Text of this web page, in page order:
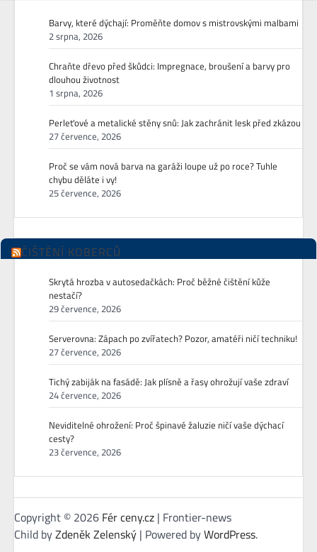
Barvy, které dýchají: Proměňte domov s mistrovskými malbami
2 srpna, 2026
Chraňte dřevo před škůdci: Impregnace, broušení a barvy pro
dlouhou životnost
1 srpna, 2026
Perleťové a metalické stěny snů: Jak zachránit lesk před zkázou
27 července, 2026
Proč se vám nová barva na garáži loupe už po roce? Tuhle
chybu děláte i vy!
25 července, 2026
ČIŠTĚNÍ KOBERCŮ
Skrytá hrozba v autosedačkách: Proč běžné čištění kůže
nestačí?
29 července, 2026
Serverovna: Zápach po zvířatech? Pozor, amatéři ničí techniku!
27 července, 2026
Tichý zabiják na fasádě: Jak plísně a řasy ohrožují vaše zdraví
24 července, 2026
Neviditelné ohrožení: Proč špinavé žaluzie ničí vaše dýchací
cesty?
23 července, 2026
Copyright © 2026 Fér ceny.cz | Frontier-news
Child byZdeněk Zelenský | Powered byWordPress.